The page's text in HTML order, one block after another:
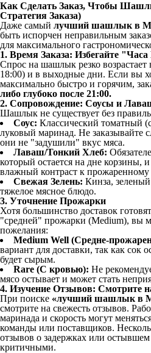
Как Сделать Заказ, Чтобы
Стратегия Заказа)
Даже самый лучший шашлык в
быть испорчен неправильным
для максимального
1. Время Заказа: Избегайте
Спрос на шашлык резко
18:00) и в выходные дни. Если вы
максимально быстро и горячим,
либо глубоко после 21:00.
2. Сопровождение: Соусы и
Шашлык не существует без
Соус: Классический томатный
луковый маринад. Не заказывайте
они не "задушили" вкус мяса.
Лаваш/Тонкий Хлеб:
который остается на дне корзины,
влажный контраст к прожаренному
Свежая Зелень: Кинза,
тяжелое мясное блюдо.
3. Уточнение Прожарки
Хотя большинство доставок
"средней" прожарки (Medium), вы
пожелания:
Medium Well (Средне-
вариант для доставки, так как сок
будет сырым.
Rare (С кровью): Не
мясо остывает и может стать
4. Изучение Отзывов: Смотрите
При поиске «лучший шашлык в
смотрите на свежесть отзывов.
маринада и скорость могут
команды или поставщиков.
отзывов о задержках или
критичными.